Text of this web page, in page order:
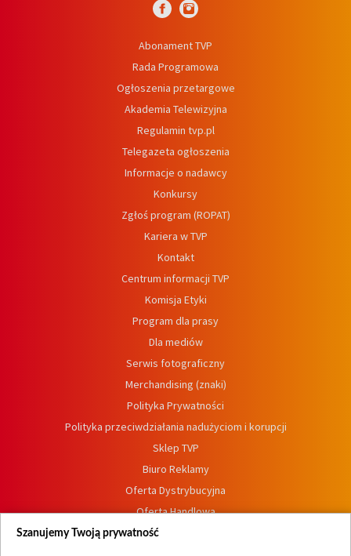
Abonament TVP
Rada Programowa
Ogłoszenia przetargowe
Akademia Telewizyjna
Regulamin tvp.pl
Telegazeta ogłoszenia
Informacje o nadawcy
Konkursy
Zgłoś program (ROPAT)
Kariera w TVP
Kontakt
Centrum informacji TVP
Komisja Etyki
Program dla prasy
Dla mediów
Serwis fotograficzny
Merchandising (znaki)
Polityka Prywatności
Polityka przeciwdziałania nadużyciom i korupcji
Sklep TVP
Biuro Reklamy
Oferta Dystrybucyjna
Oferta Handlowa
Dostępność
Szanujemy Twoją prywatność